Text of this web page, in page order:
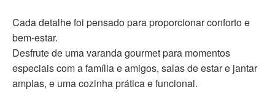
Cada detalhe foi pensado para proporcionar conforto e
bem-estar.
Desfrute de uma varanda gourmet para momentos
especiais com a família e amigos, salas de estar e jantar
amplas, e uma cozinha prática e funcional. ​